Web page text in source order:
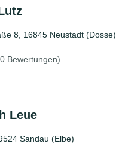
8, 16845 Neustadt (Dosse)
Bewertungen)
Leue
Sandau (Elbe)